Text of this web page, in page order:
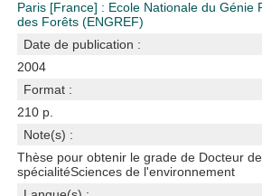
Paris [France] : Ecole Nationale du Génie
des Forêts (ENGREF)
Date de publication :
2004
Format :
210 p.
Note(s) :
Thèse pour obtenir le grade de Docteur de
spécialitéSciences de l'environnement